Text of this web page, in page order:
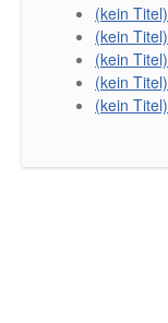
(kein Titel)
(kein Titel)
(kein Titel)
(kein Titel)
(kein Titel)